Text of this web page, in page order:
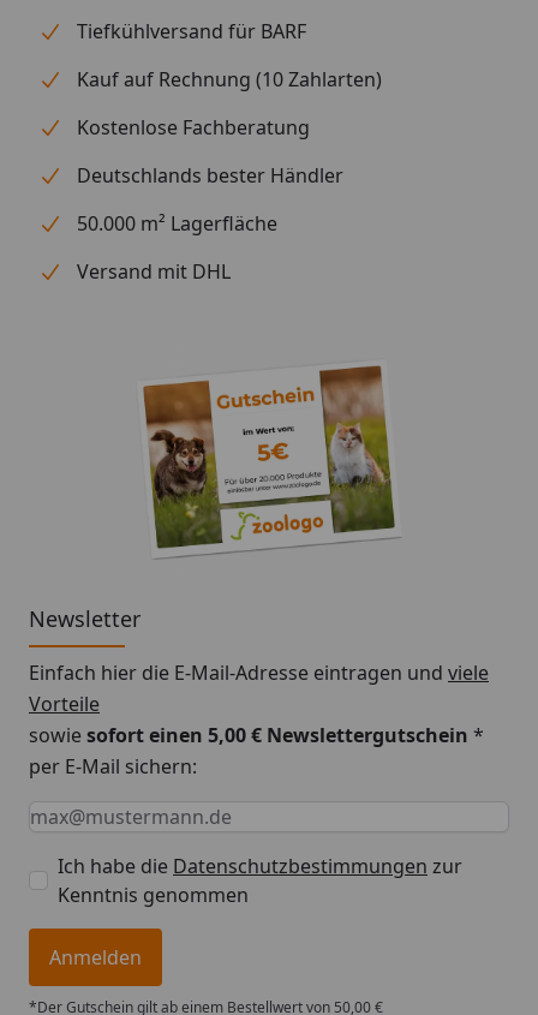
Chihiros sind dafür anpassungsfähig. Die
integrierte Spiegelplatte, welche das Licht besser
bündelt und in dein Aquarium wirft.
Tiefkühlversand für BARF
Kauf auf Rechnung (10 Zahlarten)
Kostenlose Fachberatung
Deutschlands bester Händler
50.000 m² Lagerfläche
Versand mit DHL
Newsletter
Einfach hier die E-Mail-Adresse eintragen und viele
Vorteile
sowiesofort einen 5,00 € Newslettergutschein *
per E-Mail sichern:
Keine Eingabe erforderlich
Eingabe erforderlich
E-Mail *
Ich habe die Datenschutzbestimmungen zur
Kenntnis genommen
Anmelden
*Der Gutschein gilt ab einem Bestellwert von 50,00 €